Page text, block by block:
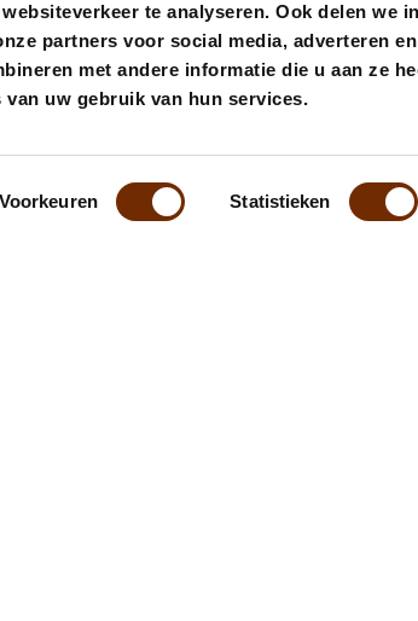
te analyseren. Ook delen we
partners voor social media, adverteren
met andere informatie die u aan ze
van uw gebruik van hun services.
Voorkeuren Statistieken